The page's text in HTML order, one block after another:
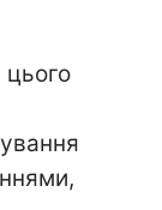
цього